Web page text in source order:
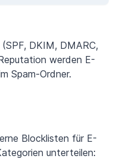
DKIM, DMARC,
werden E-
Spam-Ordner.
Blocklisten für E-
unterteilen: